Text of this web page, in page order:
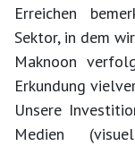
Erreichen
Sektor, in dem
Maknoon
Erkundung
Unsere
Medien